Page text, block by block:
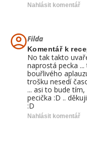
Nahlásit komentář
Filda
Komentář k
No tak takto
naprostá pecka
bouřlivého
trošku nesedí
... asi to bude
pecička :D ..
:D
Nahlásit komentář